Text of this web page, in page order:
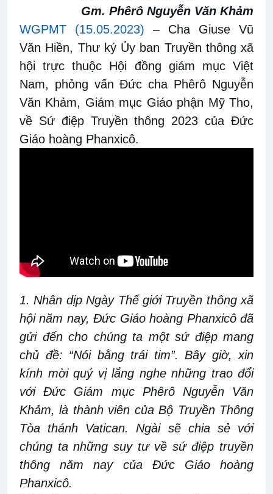
Gm. Phêrô Nguyễn Văn Khảm
WGPMT (15.05.2023) – Cha Giuse Vũ
Văn Hiền, Thư ký Ủy ban Truyền thông xã
hội trực thuộc Hội đồng giám mục Việt
Nam, phỏng vấn Đức cha Phêrô Nguyễn
Văn Khảm, Giám mục Giáo phận Mỹ Tho,
về Sứ điệp Truyền thông 2023 của Đức
Giáo hoàng Phanxicô.
1. Nhân dịp Ngày Thế giới Truyền thông xã
hội năm nay, Đức Giáo hoàng Phanxicô đã
gửi đến cho chúng ta một sứ điệp mang
chủ đề: “Nói bằng trái tim”. Bây giờ, xin
kính mời quý vị lắng nghe những trao đổi
với Đức Giám mục Phêrô Nguyễn Văn
Khảm, là thành viên của Bộ Truyền Thông
Tòa thánh Vatican. Ngài sẽ chia sẻ với
chúng ta những suy tư về sứ điệp truyền
thông năm nay của Đức Giáo hoàng
Phanxicô.